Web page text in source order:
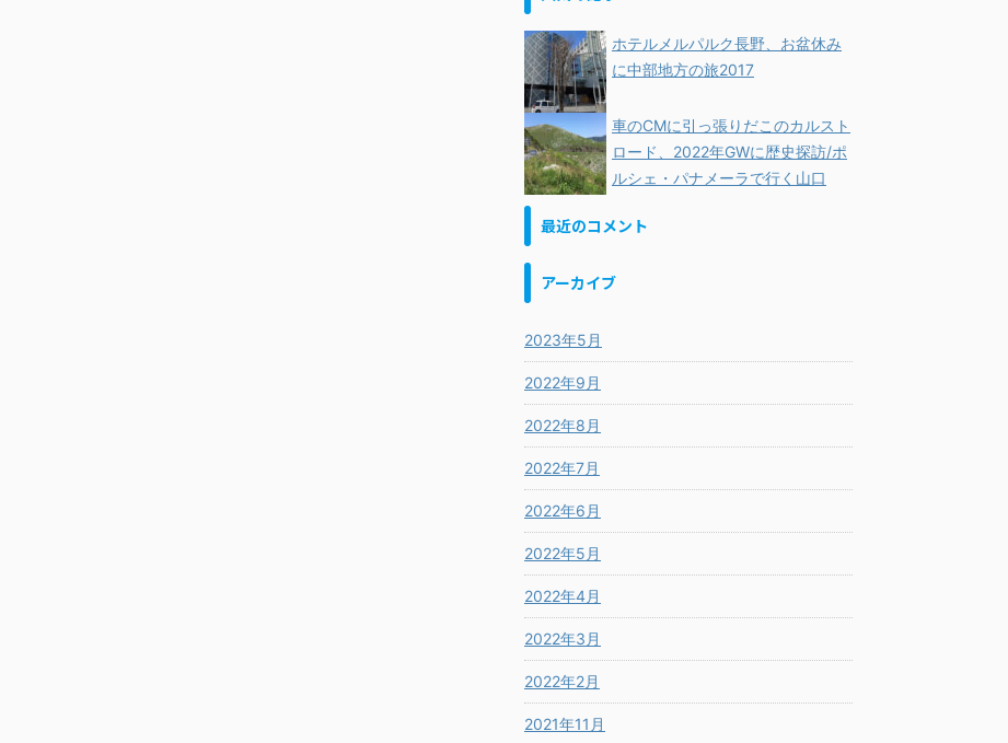
ホテルメルパルク長野、お盆休み
に中部地方の旅2017
車のCMに引っ張りだこのカルスト
ロード、2022年GWに歴史探訪/ポ
ルシェ・パナメーラで行く山口
最近のコメント
アーカイブ
2023年5月
2022年9月
2022年8月
2022年7月
2022年6月
2022年5月
2022年4月
2022年3月
2022年2月
2021年11月